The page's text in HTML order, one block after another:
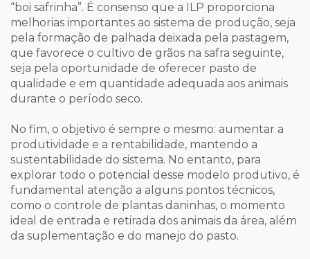
“boi safrinha”. É consenso que a ILP proporciona
melhorias importantes ao sistema de produção, seja
pela formação de palhada deixada pela pastagem,
que favorece o cultivo de grãos na safra seguinte,
seja pela oportunidade de oferecer pasto de
qualidade e em quantidade adequada aos animais
durante o período seco.
No fim, o objetivo é sempre o mesmo: aumentar a
produtividade e a rentabilidade, mantendo a
sustentabilidade do sistema. No entanto, para
explorar todo o potencial desse modelo produtivo, é
fundamental atenção a alguns pontos técnicos,
como o controle de plantas daninhas, o momento
ideal de entrada e retirada dos animais da área, além
da suplementação e do manejo do pasto.